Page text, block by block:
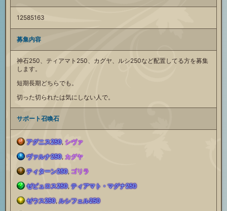
12585163
募集内容
神石250、ティアマト250、カグヤ、ルシ250など配置してる方を募集
します。
短期長期どちらでも。
切った切られたは気にしない人で。
サポート召喚石
属
性
アグニス250, シヴァ
属
ヴァルナ250, カグヤ
属
ティターン250, ゴリラ
ゼピュロス250,ティアマト・マグナ250
ゼウス250,ルシフェル250